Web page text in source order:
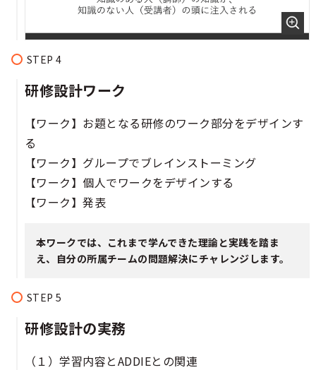
研修設計ワーク
【ワーク】お題となる研修のワーク部分をデザインす
る
【ワーク】グループでブレインストーミング
【ワーク】個人でワークをデザインする
【ワーク】発表
本ワークでは、これまで学んできた理論と実践を踏ま
え、自分の所属チームの問題解決にチャレンジします。
研修設計の実務
（１）学習内容とADDIEとの関連